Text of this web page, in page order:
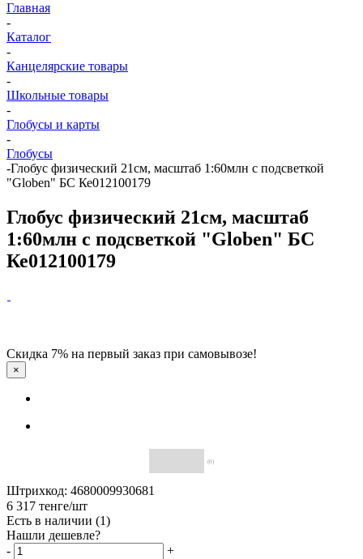
Главная
-
Каталог
-
Канцелярские товары
-
Школьные товары
-
Глобусы и карты
-
Глобусы
-Глобус физический 21см, масштаб 1:60млн с подсветкой
"Globen" БС Ке012100179
Глобус физический 21см, масштаб
1:60млн с подсветкой "Globen" БС
Ке012100179
Скидка 7% на первый заказ при самовывозе!
×
(0)
Штрихкод: 4680009930681
6 317 тенге/шт
Есть в наличии (1)
Нашли дешевле?
-
+